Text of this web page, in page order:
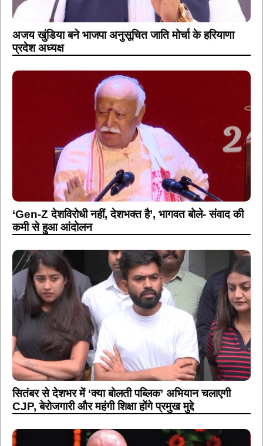
अजय खुंडिया बने भाजपा अनुसूचित जाति मोर्चा के हरियाणा
प्रदेश अध्यक्ष
‘Gen-Z देशविरोधी नहीं, देशभक्त है’, भागवत बोले- संवाद की
कमी से हुआ आंदोलन
सितंबर से देशभर में ‘क्या बोलती पब्लिक’ अभियान चलाएगी
CJP, बेरोजगारी और महंगी शिक्षा होंगे प्रमुख मुद्दे